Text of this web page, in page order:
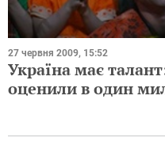
27 червня 2009, 15:52
Україна має
оценили в один